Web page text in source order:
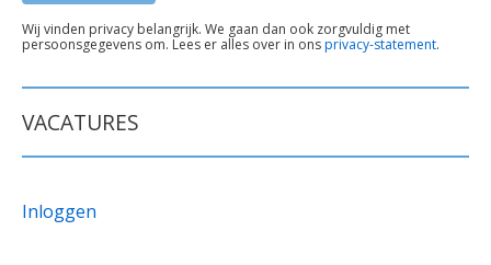
TEKST
ONDER
Wij vinden privacy belangrijk. We gaan dan ook zorgvuldig met
persoonsgegevens om. Lees er alles over in onsprivacy-statement.
VACATURES
Inloggen